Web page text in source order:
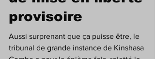
nouveau la requête
de mise en liberté
provisoire